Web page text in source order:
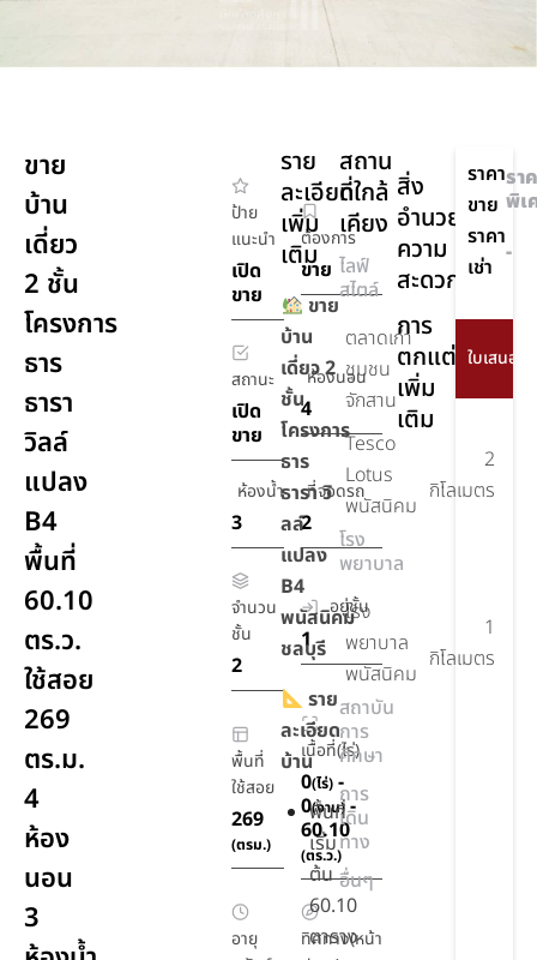
ขาย
บ้าน
เดี่ยว
2 ชั้น
โครงการ
ธาร
ธารา
วิลล์
แปลง
B4
พื้นที่
60.10
ตร.ว.
ใช้สอย
269
ตร.ม.
4
ห้อง
นอน
3
ป้าย
แนะนำ
เปิด
ขาย
ต้องการ
ขาย
สถานะ
เปิด
ขาย
ห้องนอน
4
ห้องน้ำ
3
ที่จอดรถ
2
จำนวน
ชั้น
2
อยู่ชั้น
1
พื้นที่
ใช้สอย
269
(ตรม.)
เนื้อที่(ไร่)
0(ไร่) -
0(งาน)-
60.10
(ตร.ว.)
อายุ
ทิศทาง(หน้า
ราย
ละเอียด
เพิ่ม
เติม
ขาย
บ้าน
เดี่ยว 2
ชั้น
โครงการ
ธาร
ธารา วิ
ลล์
แปลง
B4
พนัสนิคม
ชลบุรี
ราย
ละเอียด
บ้าน
พื้นที่
เริ่ม
ต้น
60.10
ตาราง
สถาน
ที่ใกล้
เคียง
ไลฟ์
สไตล์
ตลาดเก่า
ชุมชน
จักสาน
350
Tesco
Lotus
พนัสนิคม
2
กิโลเมตร
โรง
พยาบาล
โรง
พยาบาล
พนัสนิคม
1
กิโลเมตร
สถาบัน
การ
ศึกษา
การ
เดิน
ทาง
อื่นๆ
สิ่ง
อำนวย
ความ
สะดวก
การ
ตกแต่ง
เพิ่ม
เติม
ราคา
ขาย
รา
พิเ
ราคา
เช่า
-